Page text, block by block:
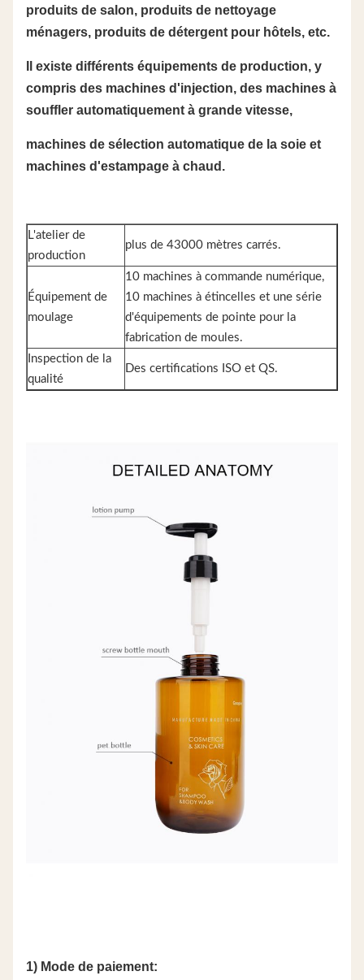
produits de salon, produits de nettoyage
ménagers, produits de détergent pour hôtels, etc.
Il existe différents équipements de production, y
compris des machines d'injection, des machines à
souffler automatiquement à grande vitesse,
machines de sélection automatique de la soie et
machines d'estampage à chaud.
L'atelier de
production
plus de 43000 mètres carrés.
Équipement de
moulage
10 machines à commande numérique,
10 machines à étincelles et une série
d'équipements de pointe pour la
fabrication de moules.
Inspection de la
qualité
Des certifications ISO et QS.
1) Mode de paiement: